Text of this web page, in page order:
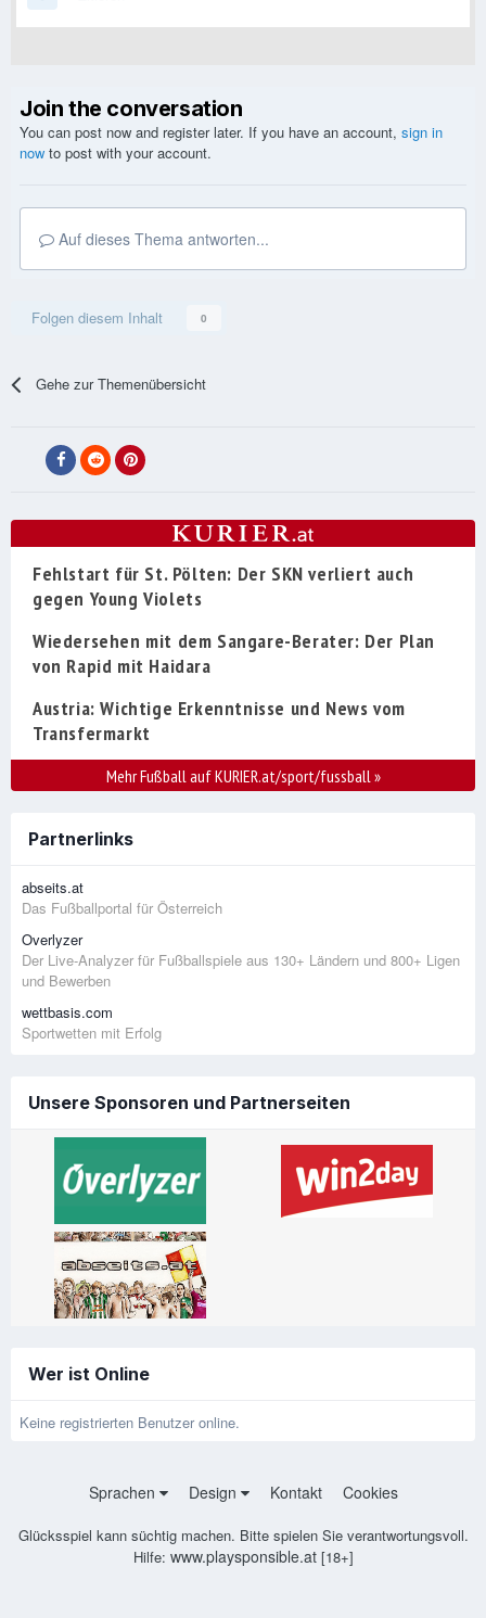
Join the conversation
You can post now and register later. If you have an account, sign in
now to post with your account.
Auf dieses Thema antworten...
Folgen diesem Inhalt 0
Gehe zur Themenübersicht
Fehlstart für St. Pölten: Der SKN verliert auch
gegen Young Violets
Wiedersehen mit dem Sangare-Berater: Der Plan
von Rapid mit Haidara
Austria: Wichtige Erkenntnisse und News vom
Transfermarkt
Mehr Fußball auf KURIER.at/sport/fussball»
Partnerlinks
abseits.at
Das Fußballportal für Österreich
Overlyzer
Der Live-Analyzer für Fußballspiele aus 130+ Ländern und 800+ Ligen
und Bewerben
wettbasis.com
Sportwetten mit Erfolg
Unsere Sponsoren und Partnerseiten
Wer ist Online
Keine registrierten Benutzer online.
Sprachen Design Kontakt Cookies
Glücksspiel kann süchtig machen. Bitte spielen Sie verantwortungsvoll.
Hilfe: www.playsponsible.at[18+]